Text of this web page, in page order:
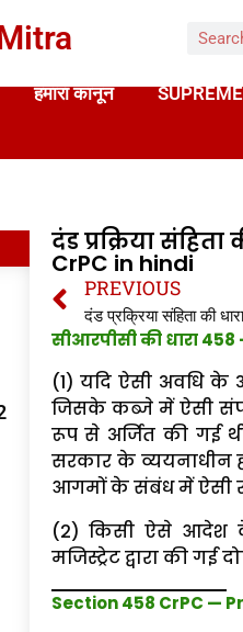
हमारा कानून
दंड प्रक्रिया
CrPC in hindi
PREVIOUS
सीआरपीसी की धारा 458
(1) यदि ऐसी अवधि के
जिसके कब्जे में ऐसी
रूप से अर्जित की गई
सरकार के व्ययनाधीन
आगमों के संबंध में ऐसी
(2) किसी ऐसे आदेश
मजिस्ट्रेट द्वारा की गई
Section 458 CrPC —